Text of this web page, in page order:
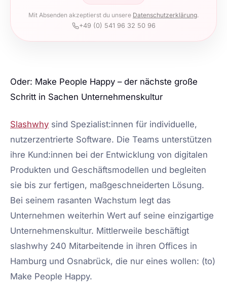
Mit Absenden akzeptierst du unsere Datenschutzerklärung.
+49 (0) 541 96 32 50 96
Oder: Make People Happy – der nächste große
Schritt in Sachen Unternehmenskultur
Slashwhy sind Spezialist:innen für individuelle,
nutzerzentrierte Software. Die Teams unterstützen
ihre Kund:innen bei der Entwicklung von digitalen
Produkten und Geschäftsmodellen und begleiten
sie bis zur fertigen, maßgeschneiderten Lösung.
Bei seinem rasanten Wachstum legt das
Unternehmen weiterhin Wert auf seine einzigartige
Unternehmenskultur. Mittlerweile beschäftigt
slashwhy 240 Mitarbeitende in ihren Offices in
Hamburg und Osnabrück, die nur eines wollen: (to)
Make People Happy.